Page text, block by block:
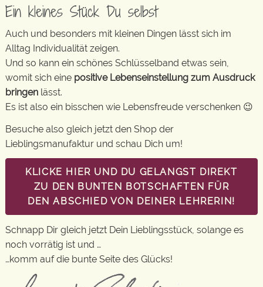
Ein kleines Stück Du selbst
Auch und besonders mit kleinen Dingen lässt sich im
Alltag Individualität zeigen.
Und so kann ein schönes Schlüsselband etwas sein,
womit sich eine positive Lebenseinstellung zum Ausdruck
bringen lässt.
Es ist also ein bisschen wie Lebensfreude verschenken 😉
Besuche also gleich jetzt den Shop der
Lieblingsmanufaktur und schau Dich um!
KLICKE HIER UND DU GELANGST DIREKT
ZU DEN BUNTEN BOTSCHAFTEN FÜR
DEN ABSCHIED VON DEINER LEHRERIN!
Schnapp Dir gleich jetzt Dein Lieblingsstück, solange es
noch vorrätig ist und …
…komm auf die bunte Seite des Glücks!